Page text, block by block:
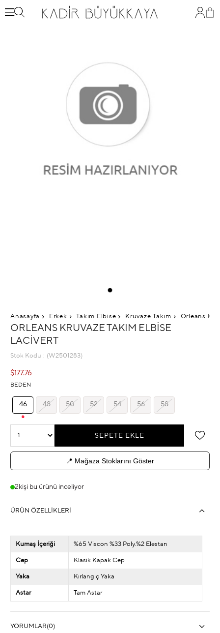
Anasayfa Erkek Takım Elbise Kruvaze Takım Orleans
ORLEANS KRUVAZE TAKIM ELBISE
LACIVERT
Stok Kodu (W2501283)
$177.76
BEDEN
46 48 50 52 54 56 58
📍 Mağaza Stoklarını Göster
2 kişi bu ürünü inceliyor
ÜRÜN ÖZELLIKLERI
Kumaş İçeriği %65 Viscon %33 Poly.%2 Elestan
Cep Klasik Kapak Cep
Yaka Kırlangıç Yaka
Astar Tam Astar
YORUMLAR(0)